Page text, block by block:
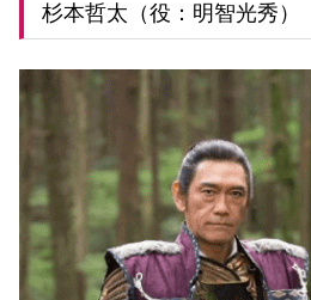
杉本哲太（役：明智光秀）